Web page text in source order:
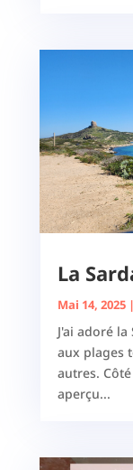
La
Mai 14, 2025|
J'ai adoré
aux plages
autres.
aperçu...